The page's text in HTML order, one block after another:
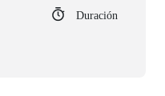
Duración